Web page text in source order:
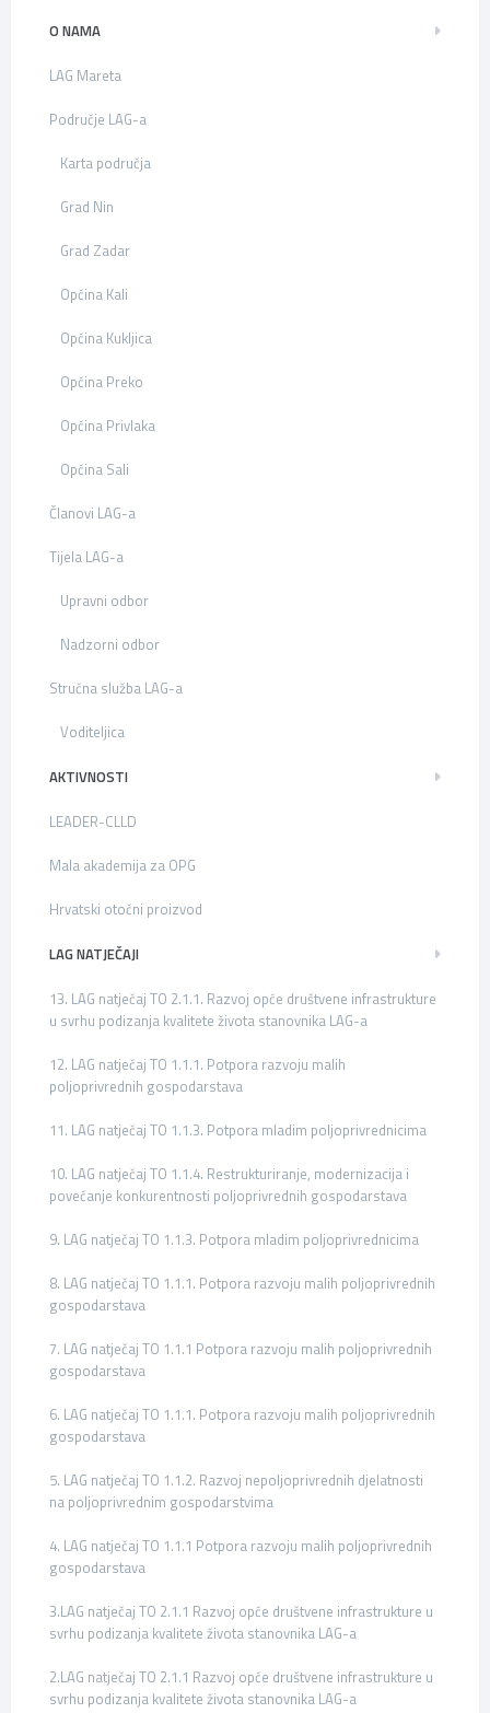
O NAMA
LAG Mareta
Područje LAG-a
Karta područja
Grad Nin
Grad Zadar
Općina Kali
Općina Kukljica
Općina Preko
Općina Privlaka
Općina Sali
Članovi LAG-a
Tijela LAG-a
Upravni odbor
Nadzorni odbor
Stručna služba LAG-a
Voditeljica
AKTIVNOSTI
LEADER-CLLD
Mala akademija za OPG
Hrvatski otočni proizvod
LAG NATJEČAJI
13. LAG natječaj TO 2.1.1. Razvoj opće društvene infrastrukture
u svrhu podizanja kvalitete života stanovnika LAG-a
12. LAG natječaj TO 1.1.1. Potpora razvoju malih
poljoprivrednih gospodarstava
11. LAG natječaj TO 1.1.3. Potpora mladim poljoprivrednicima
10. LAG natječaj TO 1.1.4. Restrukturiranje, modernizacija i
povećanje konkurentnosti poljoprivrednih gospodarstava
9. LAG natječaj TO 1.1.3. Potpora mladim poljoprivrednicima
8. LAG natječaj TO 1.1.1. Potpora razvoju malih poljoprivrednih
gospodarstava
7. LAG natječaj TO 1.1.1 Potpora razvoju malih poljoprivrednih
gospodarstava
6. LAG natječaj TO 1.1.1. Potpora razvoju malih poljoprivrednih
gospodarstava
5. LAG natječaj TO 1.1.2. Razvoj nepoljoprivrednih djelatnosti
na poljoprivrednim gospodarstvima
4. LAG natječaj TO 1.1.1 Potpora razvoju malih poljoprivrednih
gospodarstava
3.LAG natječaj TO 2.1.1 Razvoj opće društvene infrastrukture u
svrhu podizanja kvalitete života stanovnika LAG-a
2.LAG natječaj TO 2.1.1 Razvoj opće društvene infrastrukture u
svrhu podizanja kvalitete života stanovnika LAG-a